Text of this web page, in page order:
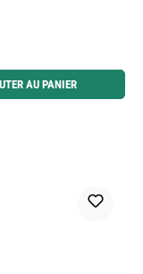
boutons pour augmenter ou
AU PANIER